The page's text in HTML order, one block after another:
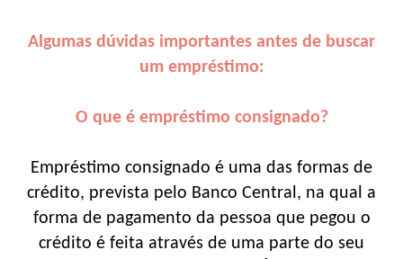
Algumas dúvidas importantes antes de buscar
um empréstimo:
O que é empréstimo consignado?
Empréstimo consignado é uma das formas de
crédito, prevista pelo Banco Central, na qual a
forma de pagamento da pessoa que pegou o
crédito é feita através de uma parte do seu